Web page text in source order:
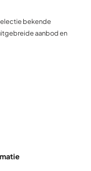
bekende
aanbod en